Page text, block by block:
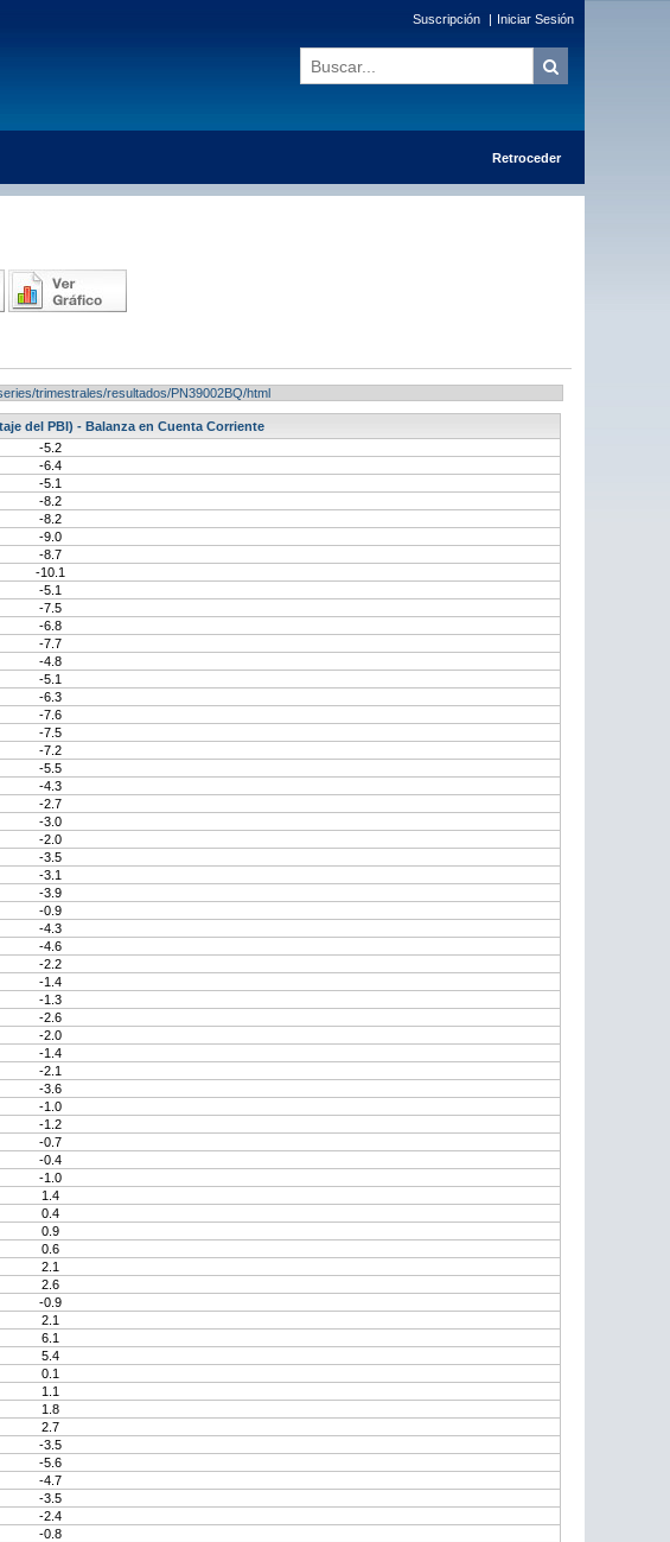
Suscripción | Iniciar Sesión
Retroceder
trimestrales/resultados/PN39002BQ/html
del PBI) - Balanza en Cuenta Corriente
-5.2
-6.4
-5.1
-8.2
-8.2
-9.0
-8.7
-10.1
-5.1
-7.5
-6.8
-7.7
-4.8
-5.1
-6.3
-7.6
-7.5
-7.2
-5.5
-4.3
-2.7
-3.0
-2.0
-3.5
-3.1
-3.9
-0.9
-4.3
-4.6
-2.2
-1.4
-1.3
-2.6
-2.0
-1.4
-2.1
-3.6
-1.0
-1.2
-0.7
-0.4
-1.0
1.4
0.4
0.9
0.6
2.1
2.6
-0.9
2.1
6.1
5.4
0.1
1.1
1.8
2.7
-3.5
-5.6
-4.7
-3.5
-2.4
-0.8